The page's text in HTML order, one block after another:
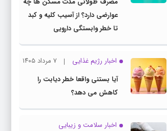
عوارضی دارد؟ از آسیب کلیه و کبد
تا خطر وابستگی دارویی
اخبار رژیم غذایی
۷ مرداد ۱۴۰۵
آیا بستنی واقعا خطر دیابت را
کاهش می دهد؟
اخبار سلامت و زیبایی